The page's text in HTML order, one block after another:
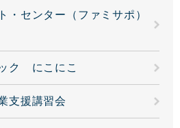
・センター（ファミサポ）
ク にこにこ
支援講習会